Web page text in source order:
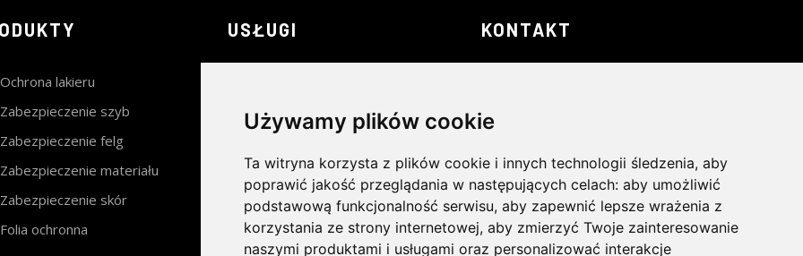
Używamy plików cookie
Ta witryna korzysta z plików cookie i innych technologii śledzenia, aby
poprawić jakość przeglądania w następujących celach: aby umożliwić
podstawową funkcjonalność serwisu, aby zapewnić lepsze wrażenia z
korzystania ze strony internetowej, aby zmierzyć Twoje zainteresowanie
naszymi produktami i usługami oraz personalizować interakcje
Ochrona lakieru
Zabezpieczenie szyb
Zabezpieczenie felg
Zabezpieczenie materiału
Zabezpieczenie skór
Folia ochronna
USŁUGI
Pranie tapicerki
Renowacja skór
Usuwanie rys
Pielęgnacja lakieru
KONTAKT
+48 730 080 418
biuro@gtlux.pl